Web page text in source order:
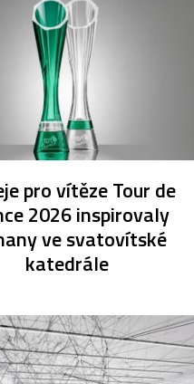
pro vítěze Tour de
2026 inspirovaly
ve svatovítské
katedrále